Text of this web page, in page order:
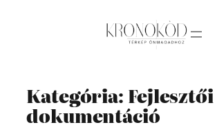
Kategória: Fejlesztői
dokumentáció